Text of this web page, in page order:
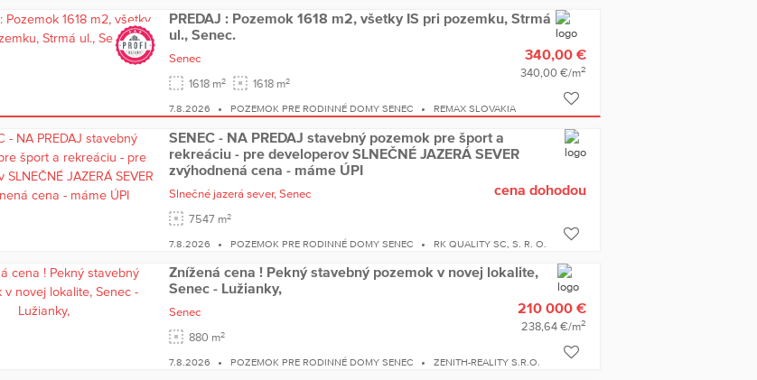
PREDAJ : Pozemok 1618 m2, všetky IS pri pozemku, Strmá
ul., Senec.
Senec
1618 m2 1618 m2
340,00 €
340,00 €/m2
7.8.2026 POZEMOK PRE RODINNÉ DOMY SENEC REMAX SLOVAKIA
SENEC - NA PREDAJ stavebný pozemok pre šport a
rekreáciu - pre developerov SLNEČNÉ JAZERÁ SEVER
zvýhodnená cena - máme ÚPI
Slnečné jazerá sever, Senec
7547 m2
cena dohodou
7.8.2026 POZEMOK PRE RODINNÉ DOMY SENEC RK QUALITY SC, S. R. O.
Znížená cena ! Pekný stavebný pozemok v novej lokalite,
Senec - Lužianky,
Senec
880 m2
210 000 €
238,64 €/m2
7.8.2026 POZEMOK PRE RODINNÉ DOMY SENEC ZENITH-REALITY S.R.O.